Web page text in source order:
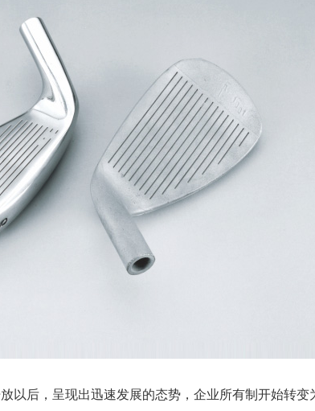
以后，呈现出迅速发展的态势，企业所有制开始转变